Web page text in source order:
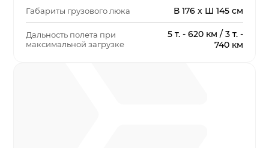
Габариты грузового люка В 176 x Ш 145 см
Дальность полета при
максимальной загрузке
5 т. - 620 км / 3 т. -
740 км